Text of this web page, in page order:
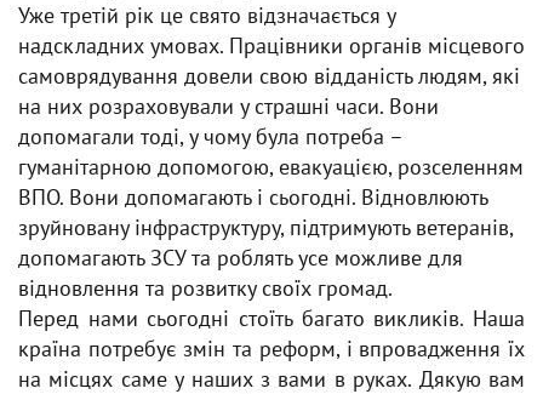
Уже третій рік це свято відзначається у
надскладних умовах. Працівники органів місцевого
самоврядування довели свою відданість людям, які
на них розраховували у страшні часи. Вони
допомагали тоді, у чому була потреба –
гуманітарною допомогою, евакуацією, розселенням
ВПО. Вони допомагають і сьогодні. Відновлюють
зруйновану інфраструктуру, підтримують ветеранів,
допомагають ЗСУ та роблять усе можливе для
відновлення та розвитку своїх громад.
Перед нами сьогодні стоїть багато викликів. Наша
країна потребує змін та реформ, і впровадження їх
на місцях саме у наших з вами в руках. Дякую вам